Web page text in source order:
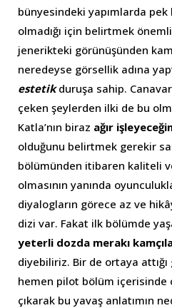
bünyesindeki yapımlarda pek
olmadığı için belirtmek
jenerikteki görünüşünden
neredeyse görsellik adına
estetikduruşa sahip.
çeken şeylerden ilki de bu
Katla’nın biraz ağır
olduğunu belirtmek gerekir
bölümünden itibaren kaliteli
olmasının yanında
diyalogların görece az ve
dizi var. Fakat ilk bölümde
yeterli dozda merakı
diyebiliriz. Bir de ortaya
hemen pilot bölüm içerisinde
çıkarak bu yavaş anlatımın